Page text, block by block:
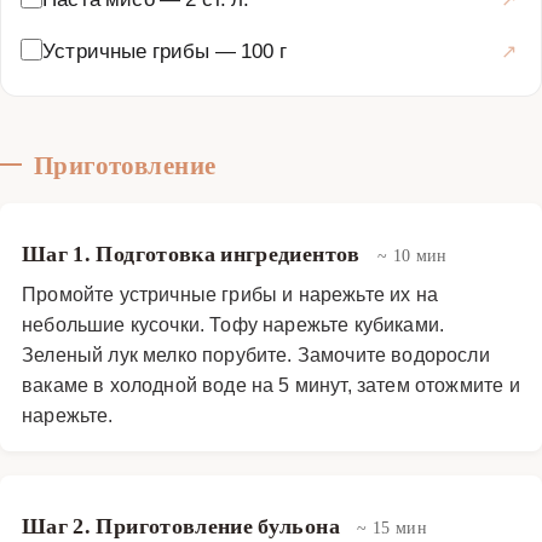
это не просто еда, а настоящий кулинарный опыт,
который перенесет вас в Японию, не выходя из дома.
Устричные грибы — 100 г
Приготовление
Шаг 1. Подготовка ингредиентов ~ 10 мин
Промойте устричные грибы и нарежьте их на
небольшие кусочки. Тофу нарежьте кубиками.
Зеленый лук мелко порубите. Замочите водоросли
вакаме в холодной воде на 5 минут, затем отожмите и
нарежьте.
Шаг 2. Приготовление бульона ~ 15 мин